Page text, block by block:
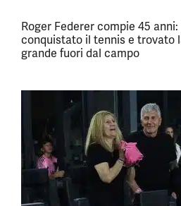
Roger Federer compie 45
conquistato il tennis e trovato
grande fuori dal campo